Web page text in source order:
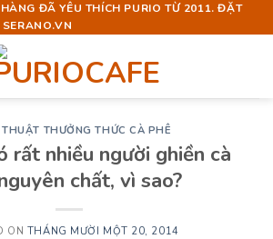
ĐÃ YÊU THÍCH PURIO TỪ 2011. ĐẶT
THƯỞNG THỨC CÀ PHÊ
rất nhiều người ghiền cà
chất, vì sao?
ON THÁNG MƯỜI MỘT 20, 2014